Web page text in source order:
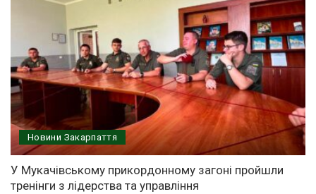
Новини Закарпаття
У Мукачівському прикордонному загоні пройшли
тренінги з лідерства та управління